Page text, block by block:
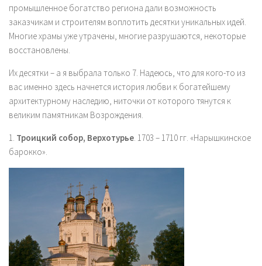
промышленное богатство региона дали возможность
заказчикам и строителям воплотить десятки уникальных идей.
Многие храмы уже утрачены, многие разрушаются, некоторые
восстановлены.
Их десятки – а я выбрала только 7. Надеюсь, что для кого-то из
вас именно здесь начнется история любви к богатейшему
архитектурному наследию, ниточки от которого тянутся к
великим памятникам Возрождения.
1. Троицкий собор, Верхотурье. 1703 – 1710 гг. «Нарышкинское
барокко».